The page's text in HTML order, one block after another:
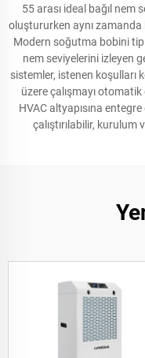
55 arası ideal bağıl
oluştururken aynı zamanda
Modern soğutma bobini tipi
nem seviyelerini izleyen
sistemler, istenen koşulları
üzere çalışmayı
HVAC altyapısına
çalıştırılabilir, kurulum